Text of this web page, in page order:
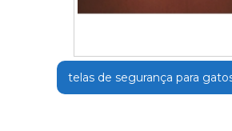
telas de segurança para